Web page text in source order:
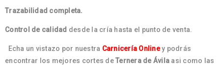
Trazabilidad completa.
Control de calidad desde la cría hasta el punto de venta.
Echa un vistazo por nuestra Carnicería Onliney podrás
encontrar los mejores cortes deTernera de Ávila asi como las